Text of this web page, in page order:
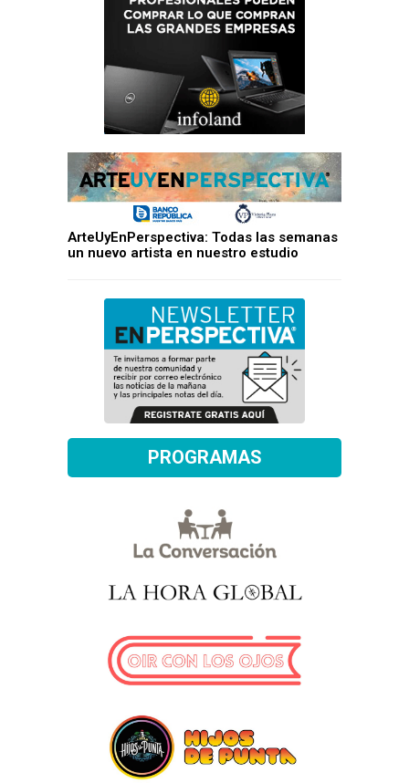
ArteUyEnPerspectiva: Todas las semanas
un nuevo artista en nuestro estudio
PROGRAMAS